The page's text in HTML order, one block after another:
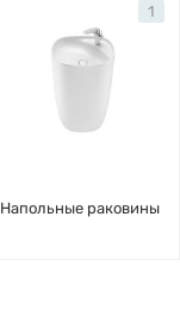
Напольные раковины
1